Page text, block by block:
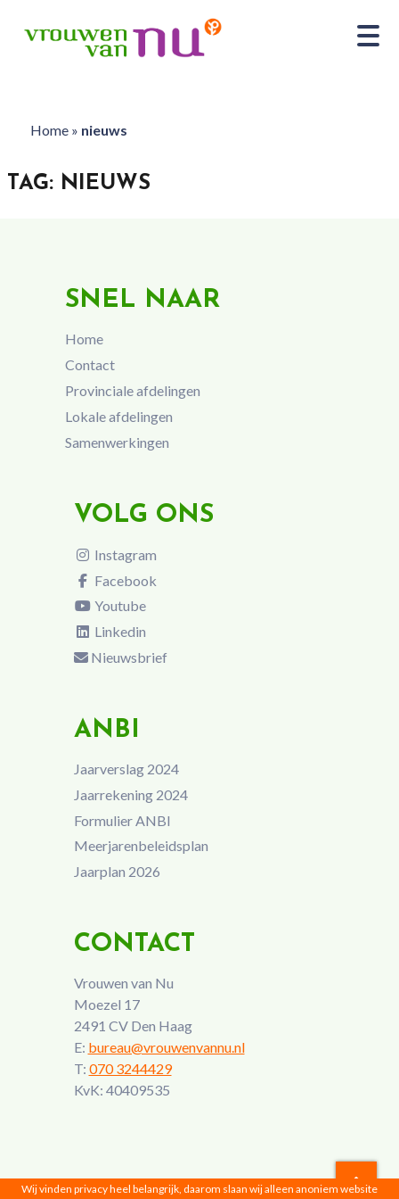
Home» nieuws
TAG: NIEUWS
SNEL NAAR
Home
Contact
Provinciale afdelingen
Lokale afdelingen
Samenwerkingen
VOLG ONS
Instagram
Facebook
Youtube
Linkedin
Nieuwsbrief
ANBI
Jaarverslag 2024
Jaarrekening 2024
Formulier ANBI
Meerjarenbeleidsplan
Jaarplan 2026
CONTACT
Vrouwen van Nu
Moezel 17
2491 CV Den Haag
E: bureau@vrouwenvannu.nl
T: 070 3244429
KvK: 40409535
Wij vinden privacy heel belangrijk, daarom slaan wij alleen anoniem website